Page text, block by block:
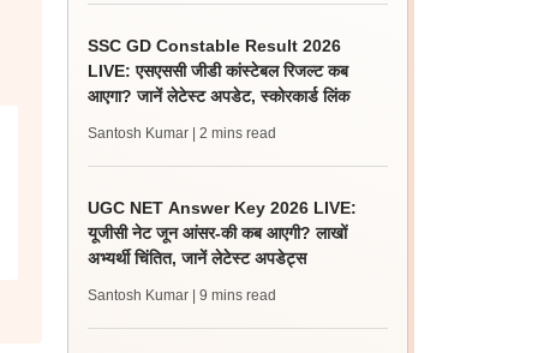
SSC GD Constable Result 2026
LIVE: एसएससी जीडी कांस्टेबल रिजल्ट कब
आएगा? जानें लेटेस्ट अपडेट, स्कोरकार्ड लिंक
Santosh Kumar | 2 mins read
UGC NET Answer Key 2026 LIVE:
यूजीसी नेट जून आंसर-की कब आएगी? लाखों
अभ्यर्थी चिंतित, जानें लेटेस्ट अपडेट्स
Santosh Kumar | 9 mins read